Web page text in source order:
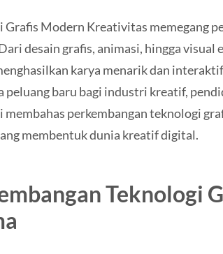
Grafis Modern Kreativitas memegang
desain grafis, animasi, hingga
karya menarik dan
peluang baru bagi industri kreatif,
perkembangan teknologi
membentuk dunia kreatif digital.
Teknologi